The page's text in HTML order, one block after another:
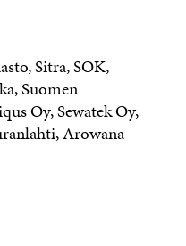
Sitra, SOK,
Suomen
Oy, Sewatek Oy,
Arowana